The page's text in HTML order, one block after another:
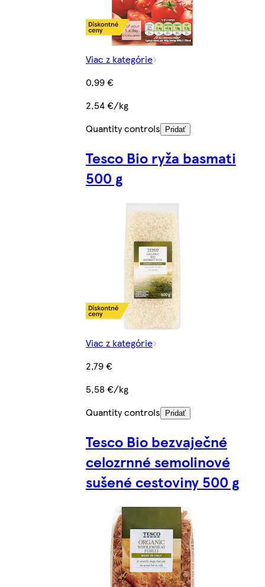
Viac z kategórie
0,99 €
2,54 €/kg
Quantity controls
Pridať
Tesco Bio ryža basmati
500 g
Viac z kategórie
2,79 €
5,58 €/kg
Quantity controls
Pridať
Tesco Bio bezvaječné
celozrnné semolinové
sušené cestoviny 500 g